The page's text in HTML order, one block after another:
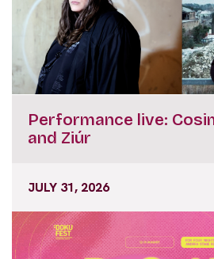
Performance live:
and Ziúr
JULY 31, 2026